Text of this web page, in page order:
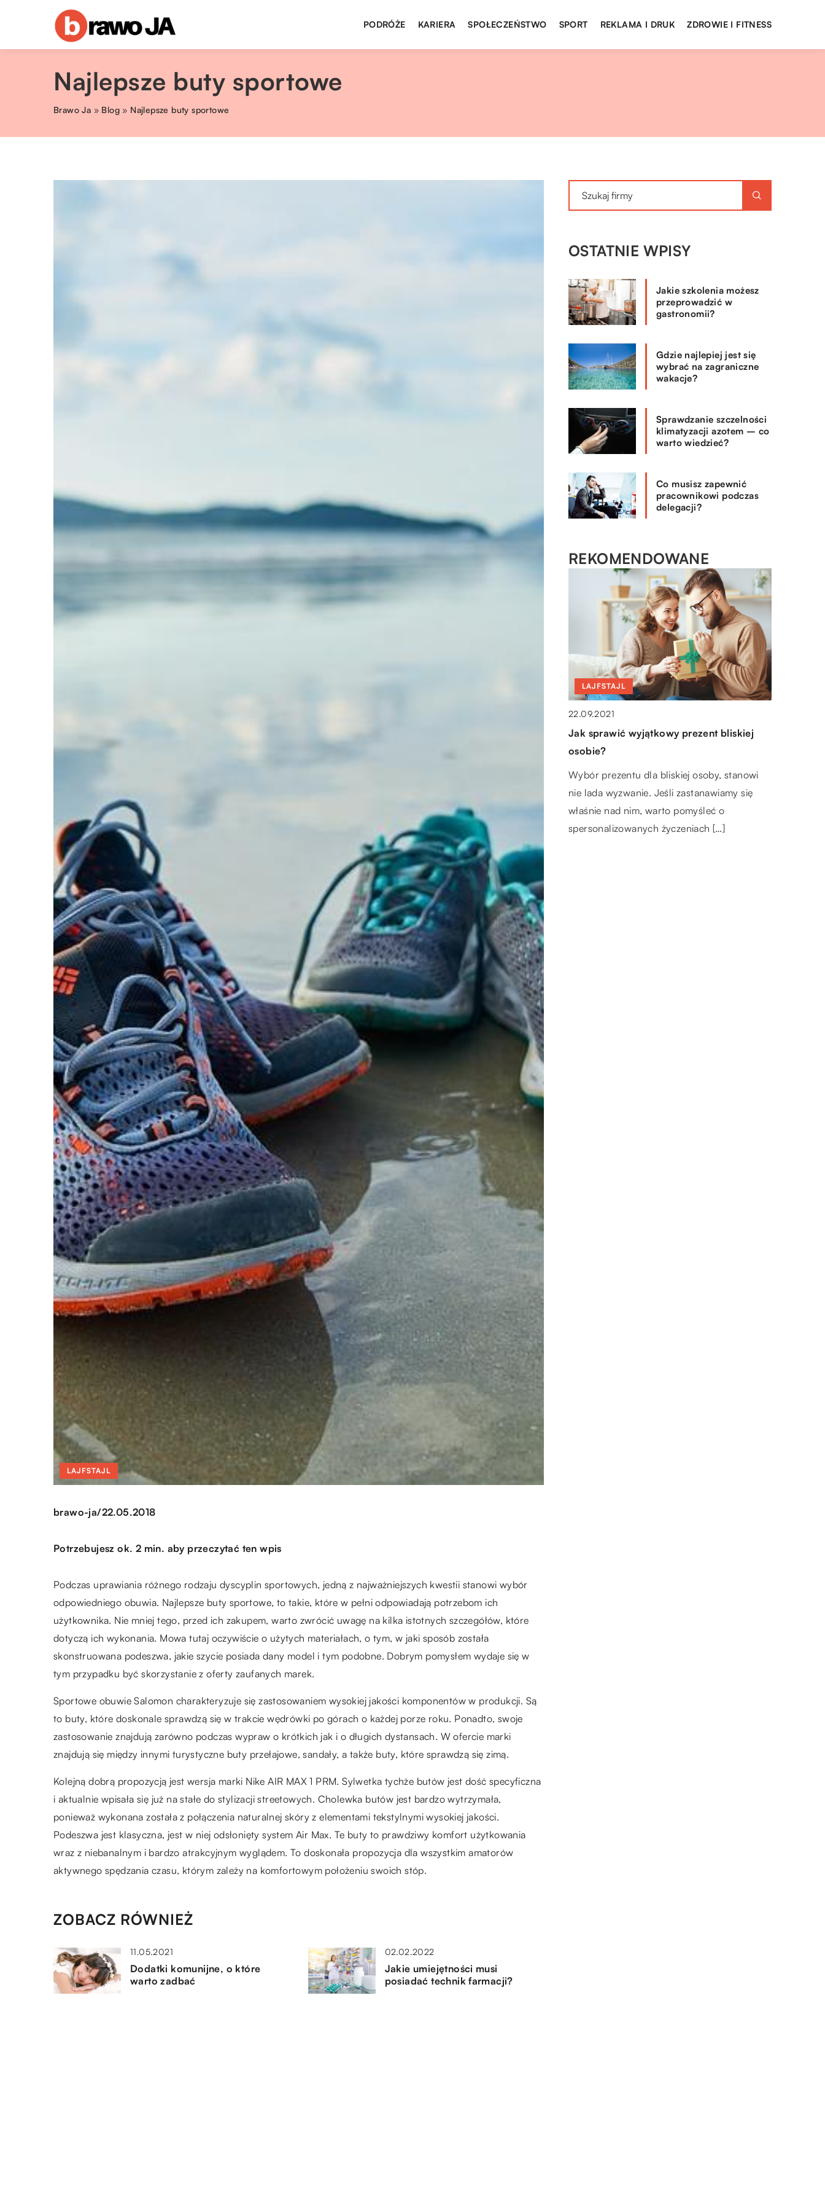
PODRÓŻE KARIERA SPOŁECZEŃSTWO SPORT REKLAMA I DRUK ZDROWIE I FITNESS
Najlepsze buty sportowe
Brawo Ja » Blog » Najlepsze buty sportowe
LAJFSTAJL
brawo-ja/22.05.2018
Potrzebujesz ok. 2 min. aby przeczytać ten wpis
Podczas uprawiania różnego rodzaju dyscyplin sportowych, jedną z najważniejszych kwestii stanowi wybór
odpowiedniego obuwia. Najlepsze buty sportowe, to takie, które w pełni odpowiadają potrzebom ich
użytkownika. Nie mniej tego, przed ich zakupem, warto zwrócić uwagę na kilka istotnych szczegółów, które
dotyczą ich wykonania. Mowa tutaj oczywiście o użytych materiałach, o tym, w jaki sposób została
skonstruowana podeszwa, jakie szycie posiada dany model i tym podobne. Dobrym pomysłem wydaje się w
tym przypadku być skorzystanie z oferty zaufanych marek.
Sportowe obuwie Salomon charakteryzuje się zastosowaniem wysokiej jakości komponentów w produkcji. Są
to buty, które doskonale sprawdzą się w trakcie wędrówki po górach o każdej porze roku. Ponadto, swoje
zastosowanie znajdują zarówno podczas wypraw o krótkich jak i o długich dystansach. W ofercie marki
znajdują się między innymi turystyczne buty przełajowe, sandały, a także buty, które sprawdzą się zimą.
Kolejną dobrą propozycją jest wersja marki Nike AIR MAX 1 PRM. Sylwetka tychże butów jest dość specyficzna
i aktualnie wpisała się już na stałe do stylizacji streetowych. Cholewka butów jest bardzo wytrzymała,
ponieważ wykonana została z połączenia naturalnej skóry z elementami tekstylnymi wysokiej jakości.
Podeszwa jest klasyczna, jest w niej odsłonięty system Air Max. Te buty to prawdziwy komfort użytkowania
wraz z niebanalnym i bardzo atrakcyjnym wyglądem. To doskonała propozycja dla wszystkim amatorów
aktywnego spędzania czasu, którym zależy na komfortowym położeniu swoich stóp.
ZOBACZ RÓWNIEŻ
11.05.2021
Dodatki komunijne, o które
warto zadbać
02.02.2022
Jakie umiejętności musi
posiadać technik farmacji?
OSTATNIE WPISY
Jakie szkolenia możesz
przeprowadzić w
gastronomii?
Gdzie najlepiej jest się
wybrać na zagraniczne
wakacje?
Sprawdzanie szczelności
klimatyzacji azotem – co
warto wiedzieć?
Co musisz zapewnić
pracownikowi podczas
delegacji?
REKOMENDOWANE
OGRÓD I DOM
12.03.2022
Jakimi dodatkami warto udekorować
pokój dziecięcy?
Pokój dziecięcy to prawdziwe pole do popisu
dla rodziców kochających dekoracje.
Maluchy, które lubią wszelkiego rodzaju
efekty specjalne, chętnie zobaczą […]
LAJFSTAJL
22.09.2021
Jak sprawić wyjątkowy prezent bliskiej
osobie?
Wybór prezentu dla bliskiej osoby, stanowi
nie lada wyzwanie. Jeśli zastanawiamy się
właśnie nad nim, warto pomyśleć o
spersonalizowanych życzeniach […]
LAJFSTAJL
18.02.2020
Co przyda się manicurzystce?
nie tylko tworzy doskonałe paznokcie, ale
także posiada odpowiedni sprzęt. Podstawą
są chociażby jednorazowe pilniki, […]